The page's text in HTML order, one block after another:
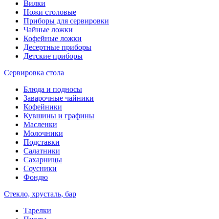
Вилки
Ножи столовые
Приборы для сервировки
Чайные ложки
Кофейные ложки
Десертные приборы
Детские приборы
Сервировка стола
Блюда и подносы
Заварочные чайники
Кофейники
Кувшины и графины
Масленки
Молочники
Подставки
Салатники
Сахарницы
Соусники
Фондю
Стекло, хрусталь, бар
Тарелки